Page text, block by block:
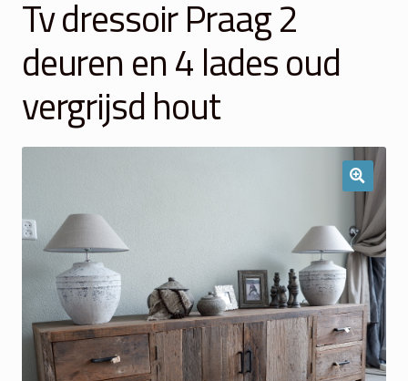
Winkelmand
Over Ons
Veelgestelde vragen
Tv dressoir Praag 2
deuren en 4 lades oud
vergrijsd hout